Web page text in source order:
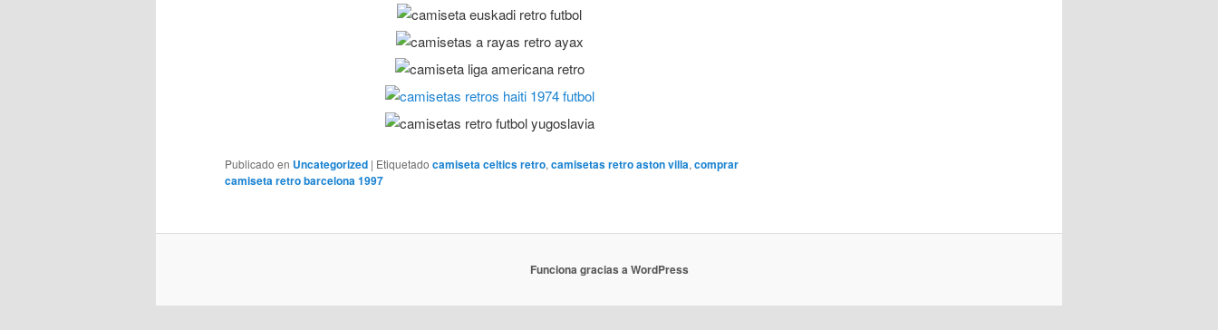
Publicado en Uncategorized | Etiquetado camiseta celtics retro, camisetas retro aston villa, comprar
camiseta retro barcelona 1997
Funciona gracias a WordPress